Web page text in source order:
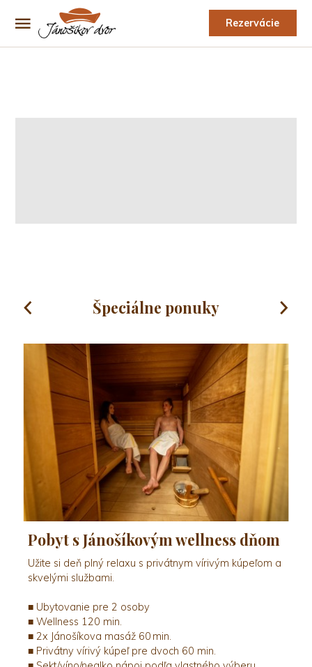
Rezervácie
Špeciálne ponuky
Pobyt s Jánošíkovým wellness dňom
Užite si deň plný relaxu s privátnym vírivým kúpeľom a
skvelými službami.
■ Ubytovanie pre 2 osoby
■ Wellness 120 min.
■ 2x Jánošíkova masáž 60 min.
■ Privátny vírivý kúpeľ pre dvoch 60 min.